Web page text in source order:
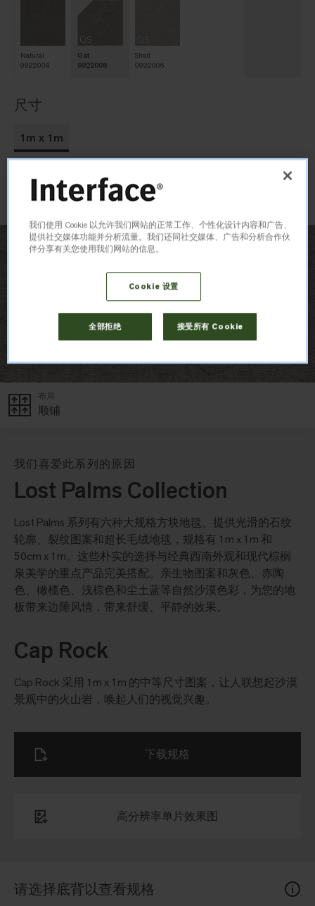
顺铺
布局
Natural
9922004
QS
Oat
9922008
QS
Shell
9922006
尺寸
1m x 1m
订购样品
我们喜爱此系列的原因
Lost Palms Collection
Lost Palms 系列有六种大规格方块地毯。提供光滑的石纹
轮廓、裂纹图案和超长毛绒地毯，规格有 1m x 1m 和
50cm x 1m。这些朴实的选择与经典西南外观和现代棕榈
泉美学的重点产品完美搭配。亲生物图案和灰色、赤陶
色、橄榄色、浅棕色和尘土蓝等自然沙漠色彩，为您的地
板带来边陲风情，带来舒缓、平静的效果。
Cap Rock
Cap Rock 采用 1m x 1m 的中等尺寸图案，让人联想起沙漠
景观中的火山岩，唤起人们的视觉兴趣。
请选择底背以查看规格
高分辨率单片效果图
下载规格
我们使用 Cookie 以允许我们网站的正常工作、个性化设计内容和广告、
提供社交媒体功能并分析流量。我们还同社交媒体、广告和分析合作伙
伴分享有关您使用我们网站的信息。
Cookie 设置
全部拒绝 接受所有 Cookie